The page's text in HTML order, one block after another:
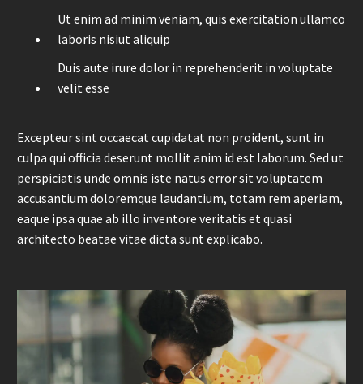
Ut enim ad minim veniam, quis exercitation ullamco
laboris nisiut aliquip
Duis aute irure dolor in reprehenderit in voluptate
velit esse
Excepteur sint occaecat cupidatat non proident, sunt in
culpa qui officia deserunt mollit anim id est laborum. Sed ut
perspiciatis unde omnis iste natus error sit voluptatem
accusantium doloremque laudantium, totam rem aperiam,
eaque ipsa quae ab illo inventore veritatis et quasi
architecto beatae vitae dicta sunt explicabo.